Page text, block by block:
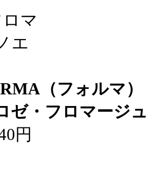
（フォルマ）
ゼ・フロマージュ
円